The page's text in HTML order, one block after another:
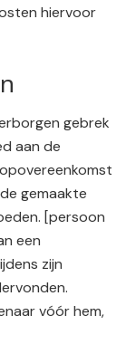
hiervoor
gebrek
aan de
gemaakte
[persoon
een
zijn
vóór hem,